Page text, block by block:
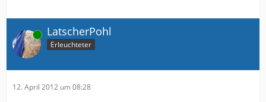
Online LatscherPohl
Erleuchteter
12. April 2012 um 08:28